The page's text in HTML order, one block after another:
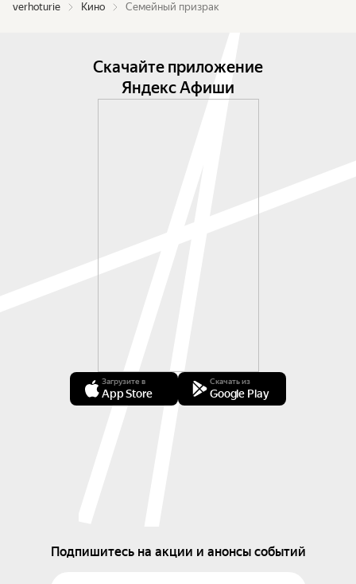
verhoturie Кино Семейный призрак
Скачайте приложение
Яндекс Афиши
Загрузите в
App Store
Скачать из
Google Play
Подпишитесь на акции и анонсы событий